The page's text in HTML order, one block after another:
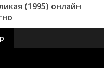
(1995) онлайн